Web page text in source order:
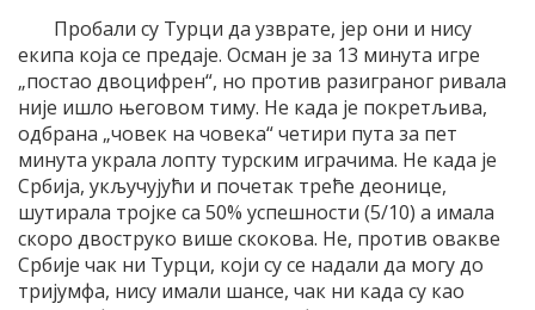
Пробали су Турци да узврате, јер они и нису
екипа која се предаје. Осман је за 13 минута игре
„постао двоцифрен“, но против разиграног ривала
није ишло његовом тиму. Не када је покретљива,
одбрана „човек на човека“ четири пута за пет
минута украла лопту турским играчима. Не када је
Србија, укључујући и почетак треће деонице,
шутирала тројке са 50% успешности (5/10) а имала
скоро двоструко више скокова. Не, против овакве
Србије чак ни Турци, који су се надали да могу до
тријумфа, нису имали шансе, чак ни када су као